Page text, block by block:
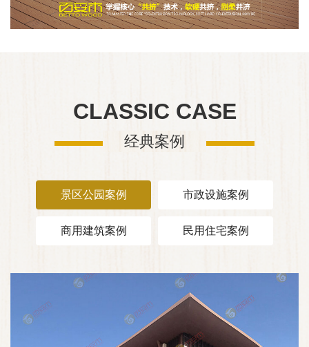
CLASSIC CASE
经典案例
景区公园案例 市政设施案例
商用建筑案例 民用住宅案例